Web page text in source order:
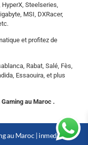
Steelseries,
MSI, DXRacer,
et profitez de
Rabat, Salé, Fès,
Essaouira, et plus
au Maroc .
au Maroc | inmedia.ma